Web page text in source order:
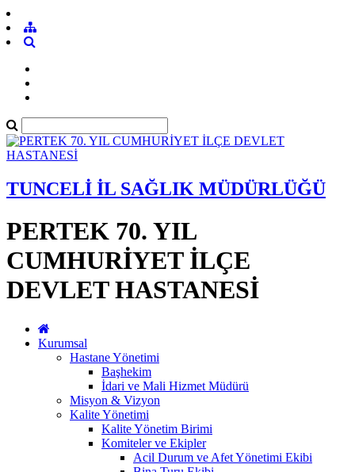
TUNCELİ İL SAĞLIK MÜDÜRLÜĞÜ
PERTEK 70. YIL
CUMHURİYET İLÇE
DEVLET HASTANESİ
Kurumsal
Hastane Yönetimi
Başhekim
İdari ve Mali Hizmet Müdürü
Misyon & Vizyon
Kalite Yönetimi
Kalite Yönetim Birimi
Komiteler ve Ekipler
Acil Durum ve Afet Yönetimi Ekibi